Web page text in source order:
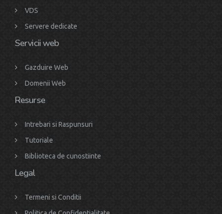
VDS
Servere dedicate
Servicii web
Gazduire Web
Domenii Web
Resurse
Intrebari si Raspunsuri
Tutoriale
Biblioteca de cunostiinte
Legal
Termeni si Conditii